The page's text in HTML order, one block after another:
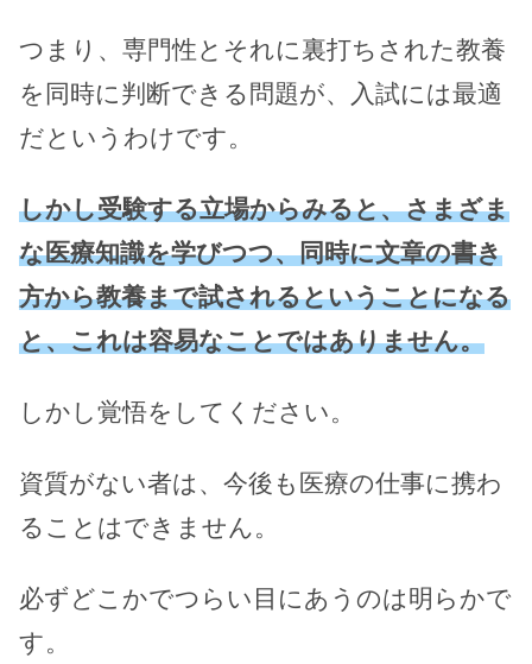
つまり、専門性とそれに裏打ちされた教養
を同時に判断できる問題が、入試には最適
だというわけです。
しかし受験する立場からみると、さまざま
な医療知識を学びつつ、同時に文章の書き
方から教養まで試されるということになる
と、これは容易なことではありません。
しかし覚悟をしてください。
資質がない者は、今後も医療の仕事に携わ
ることはできません。
必ずどこかでつらい目にあうのは明らかで
す。